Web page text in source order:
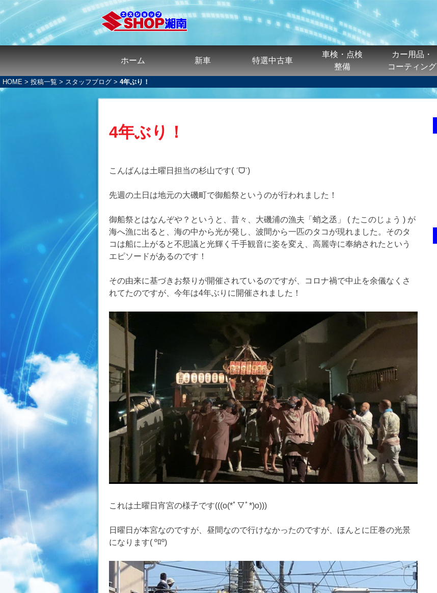
ホーム 新車 特選中古車
車検・点検
整備
カー用品・
コーティング
HOME > 投稿一覧 > スタッフブログ > 4年ぶり！
4年ぶり！
こんばんは土曜日担当の杉山です( ˊᗜˋ)
先週の土日は地元の大磯町で御船祭というのが行われました！
御船祭とはなんぞや？というと、昔々、大磯浦の漁夫「蛸之丞」 ( たこのじょう ) が
海へ漁に出ると、海の中から光が発し、波間から一匹のタコが現れました。そのタ
コは船に上がると不思議と光輝く千手観音に姿を変え、高麗寺に奉納されたという
エピソードがあるのです！
その由来に基づきお祭りが開催されているのですが、コロナ禍で中止を余儀なくさ
れてたのですが、今年は4年ぶりに開催されました！
これは土曜日宵宮の様子です(((o(*ﾟ▽ﾟ*)o)))
日曜日が本宮なのですが、昼間なので行けなかったのですが、ほんとに圧巻の光景
になります( ºﾛº)